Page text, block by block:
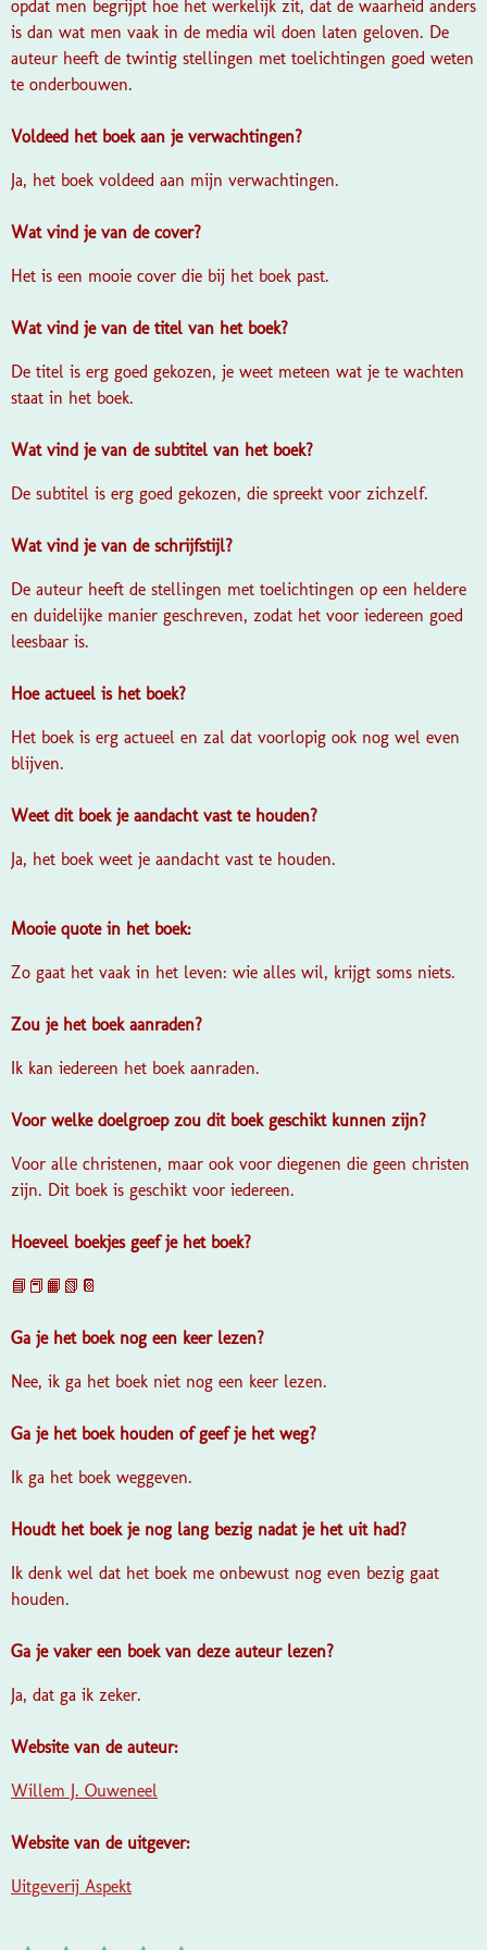
opdat men begrijpt hoe het werkelijk zit, dat de waarheid anders
is dan wat men vaak in de media wil doen laten geloven. De
auteur heeft de twintig stellingen met toelichtingen goed weten
te onderbouwen.
Voldeed het boek aan je verwachtingen?
Ja, het boek voldeed aan mijn verwachtingen.
Wat vind je van de cover?
Het is een mooie cover die bij het boek past.
Wat vind je van de titel van het boek?
De titel is erg goed gekozen, je weet meteen wat je te wachten
staat in het boek.
Wat vind je van de subtitel van het boek?
De subtitel is erg goed gekozen, die spreekt voor zichzelf.
Wat vind je van de schrijfstijl?
De auteur heeft de stellingen met toelichtingen op een heldere
en duidelijke manier geschreven, zodat het voor iedereen goed
leesbaar is.
Hoe actueel is het boek?
Het boek is erg actueel en zal dat voorlopig ook nog wel even
blijven.
Weet dit boek je aandacht vast te houden?
Ja, het boek weet je aandacht vast te houden.
Mooie quote in het boek:
Zo gaat het vaak in het leven: wie alles wil, krijgt soms niets.
Zou je het boek aanraden?
Ik kan iedereen het boek aanraden.
Voor welke doelgroep zou dit boek geschikt kunnen zijn?
Voor alle christenen, maar ook voor diegenen die geen christen
zijn. Dit boek is geschikt voor iedereen.
Hoeveel boekjes geef je het boek?
📘📕📙📗📔
Ga je het boek nog een keer lezen?
Nee, ik ga het boek niet nog een keer lezen.
Ga je het boek houden of geef je het weg?
Ik ga het boek weggeven.
Houdt het boek je nog lang bezig nadat je het uit had?
Ik denk wel dat het boek me onbewust nog even bezig gaat
houden.
Ga je vaker een boek van deze auteur lezen?
Ja, dat ga ik zeker.
Website van de auteur:
Willem J. Ouweneel
Website van de uitgever:
Uitgeverij Aspekt